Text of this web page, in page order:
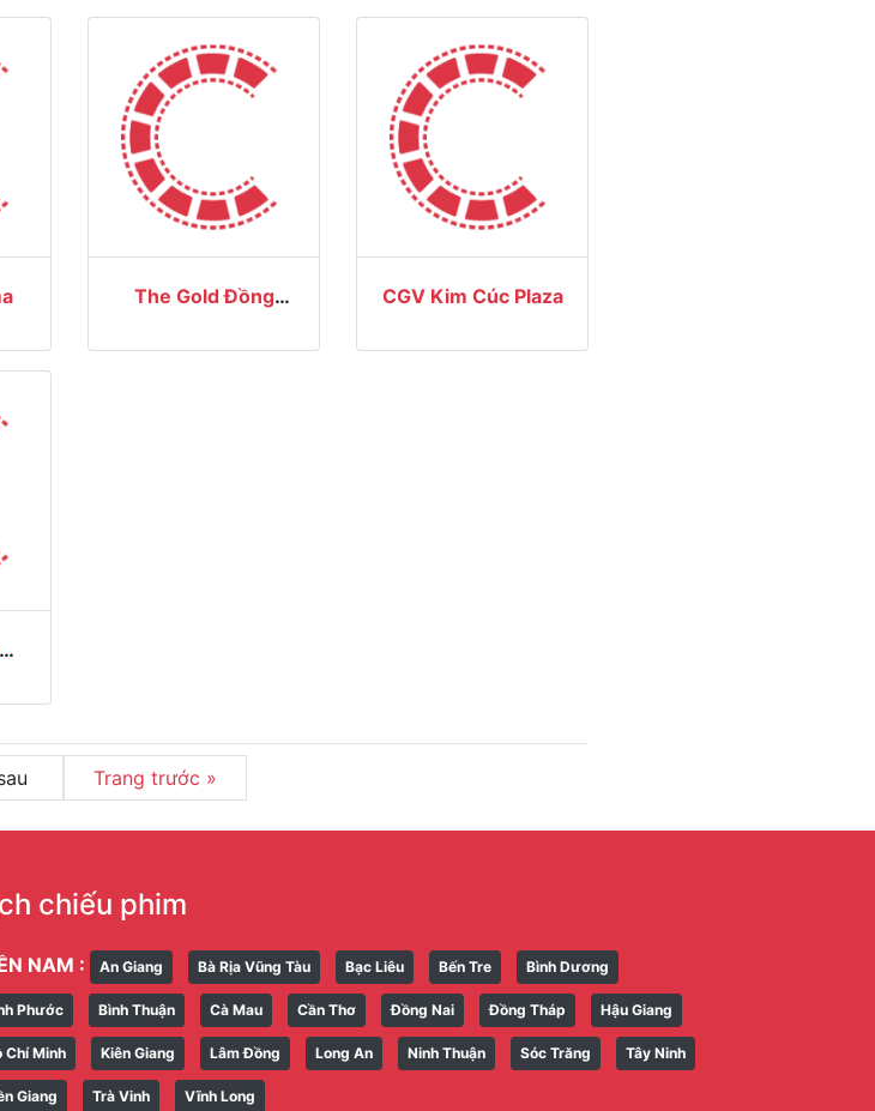
The Gold Đồng
CGV Kim Cúc Plaza
Trang trước »
chiếu phim
NAM : An Giang Bà Rịa Vũng Tàu Bạc Liêu Bến Tre Bình Dương
Phước Bình Thuận Cà Mau Cần Thơ Đồng Nai Đồng Tháp Hậu Giang
Chí Minh Kiên Giang Lâm Đồng Long An Ninh Thuận Sóc Trăng Tây Ninh
Giang Trà Vinh Vĩnh Long